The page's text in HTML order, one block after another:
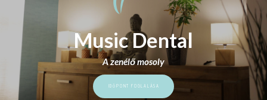
Music Dental
A zenélő mosoly
IDŐPONT FOGLALÁSA